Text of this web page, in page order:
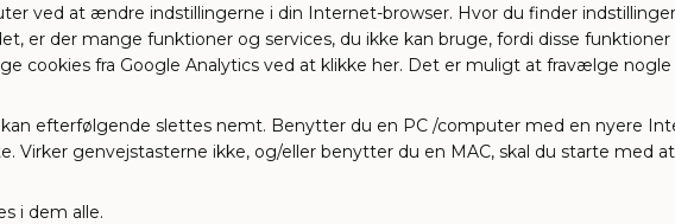
ved at ændre indstillingerne i din Internet-browser. Hvor du finder
er der mange funktioner og services, du ikke kan bruge, fordi disse
cookies fra Google Analytics ved at klikke her. Det er muligt at fravælge
efterfølgende slettes nemt. Benytter du en PC /computer med en nyere
Virker genvejstasterne ikke, og/eller benytter du en MAC, skal du starte med
i dem alle.